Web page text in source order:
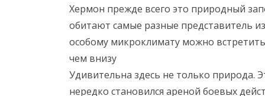
Хермон прежде всего это природный
обитают самые разные представитель
особому микроклимату можно
чем внизу
Удивительна здесь не только природа.
нередко становился ареной боевых